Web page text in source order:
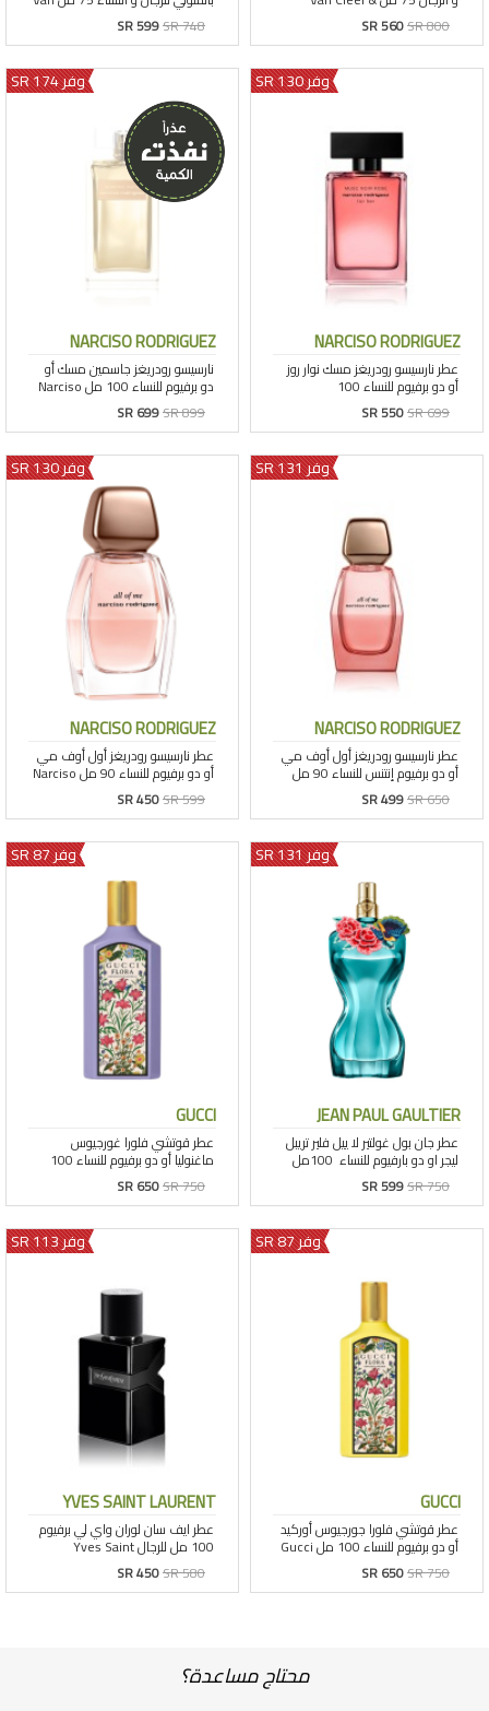
SR 560SR 800
SR 599SR 748
وفر 130 SR
NARCISO RODRIGUEZ
SR 550SR 699
وفر 174 SR
NARCISO RODRIGUEZ
SR 699SR 899
وفر 131 SR
NARCISO RODRIGUEZ
SR 499SR 650
وفر 130 SR
NARCISO RODRIGUEZ
SR 450SR 599
وفر 131 SR
JEAN PAUL GAULTIER
SR 599SR 750
وفر 87 SR
GUCCI
SR 650SR 750
وفر 87 SR
GUCCI
SR 650SR 750
وفر 113 SR
YVES SAINT LAURENT
SR 450SR 580
محتاج مساعدة؟